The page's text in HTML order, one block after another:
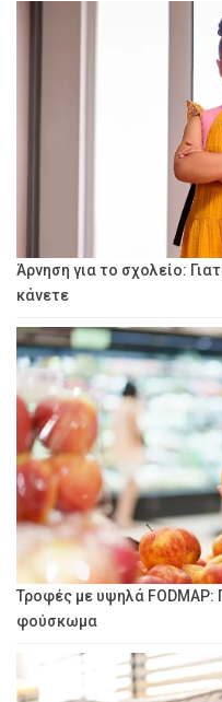
Άρνηση για το σχολείο:
κάνετε
Τροφές με υψηλά FODMAP:
φούσκωμα